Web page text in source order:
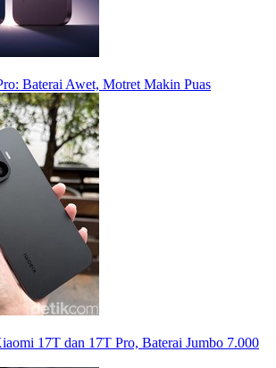
Baterai Awet, Motret Makin Puas
17T dan 17T Pro, Baterai Jumbo 7.000